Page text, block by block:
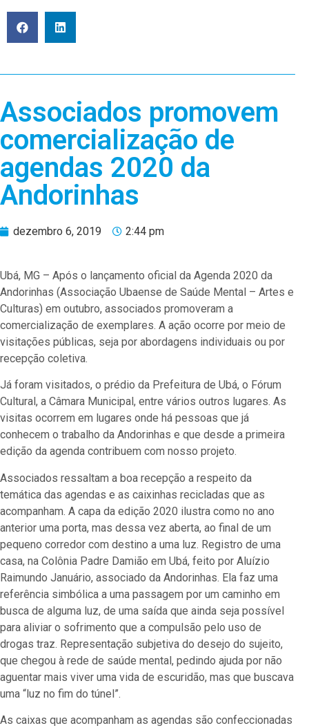
Associados promovem
comercialização de
agendas 2020 da
Andorinhas
dezembro 6, 2019 2:44 pm
Ubá, MG – Após o lançamento oficial da Agenda 2020 da
Andorinhas (Associação Ubaense de Saúde Mental – Artes e
Culturas) em outubro, associados promoveram a
comercialização de exemplares. A ação ocorre por meio de
visitações públicas, seja por abordagens individuais ou por
recepção coletiva.
Já foram visitados, o prédio da Prefeitura de Ubá, o Fórum
Cultural, a Câmara Municipal, entre vários outros lugares. As
visitas ocorrem em lugares onde há pessoas que já
conhecem o trabalho da Andorinhas e que desde a primeira
edição da agenda contribuem com nosso projeto.
Associados ressaltam a boa recepção a respeito da
temática das agendas e as caixinhas recicladas que as
acompanham. A capa da edição 2020 ilustra como no ano
anterior uma porta, mas dessa vez aberta, ao final de um
pequeno corredor com destino a uma luz. Registro de uma
casa, na Colônia Padre Damião em Ubá, feito por Aluízio
Raimundo Januário, associado da Andorinhas. Ela faz uma
referência simbólica a uma passagem por um caminho em
busca de alguma luz, de uma saída que ainda seja possível
para aliviar o sofrimento que a compulsão pelo uso de
drogas traz. Representação subjetiva do desejo do sujeito,
que chegou à rede de saúde mental, pedindo ajuda por não
aguentar mais viver uma vida de escuridão, mas que buscava
uma “luz no fim do túnel”.
As caixas que acompanham as agendas são confeccionadas